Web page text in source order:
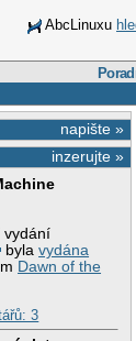
AbcLinuxu
napište »
inzerujte »
vydání
bylavydána
Dawn of the
3